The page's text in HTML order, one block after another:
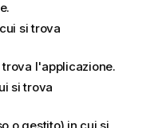
si trova
trova l'applicazione.
si trova